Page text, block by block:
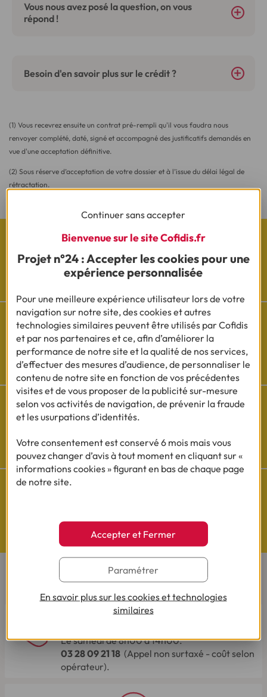
Vous nous avez posé la question, on vous
répond !
Besoin d'en savoir plus sur le crédit ?
(1) Vous recevrez ensuite un contrat pré-rempli qu'il vous faudra nous
renvoyer complété, daté, signé et accompagné des justificatifs demandés en
vue d'une acceptation définitive.
(2) Sous réserve d’acceptation de votre dossier et à l’issue du délai légal de
rétractation.
Les actualités Cofidis
Besoin d'aide ?
Découvrez l'espace questions/réponses
réseaux sociaux
Questions de Budget
Nos études exclusives
CONTACTEZ-NOUS
Par téléphone
Le samedi de 8h00 à 14h00.
03 28 09 21 18 (Appel non surtaxé - coût selon
opérateur).
Continuer sans accepter
Bienvenue sur le site Cofidis.fr
Projet n°24 : Accepter les cookies pour une
expérience personnalisée
Pour une meilleure expérience utilisateur lors de votre
navigation sur notre site, des cookies et autres
technologies similaires peuvent être utilisés par Cofidis
et par nos partenaires et ce, afin d’améliorer la
performance de notre site et la qualité de nos services,
d’effectuer des mesures d’audience, de personnaliser le
contenu de notre site en fonction de vos précédentes
visites et de vous proposer de la publicité sur-mesure
selon vos activités de navigation, de prévenir la fraude
et les usurpations d’identités.
Votre consentement est conservé 6 mois mais vous
pouvez changer d’avis à tout moment en cliquant sur «
informations cookies » figurant en bas de chaque page
de notre site.
Accepter et Fermer
Paramétrer
En savoir plus sur les cookies et technologies
similaires